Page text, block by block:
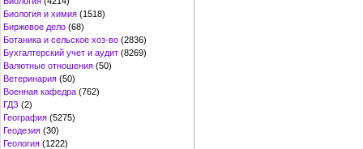
Биология и химия (1518)
Биржевое дело (68)
Ботаника и сельское хоз-во (2836)
Бухгалтерский учет и аудит (8269)
Валютные отношения (50)
Ветеринария (50)
Военная кафедра (762)
ГДЗ (2)
География (5275)
Геодезия (30)
Геология (1222)